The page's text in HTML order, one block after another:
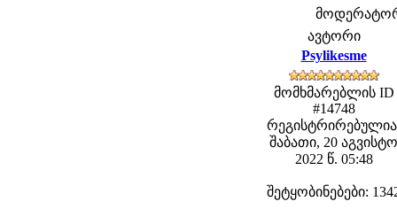
ავტორი
Psylikesme
მომხმარებლის ID
#14748
შაბათი, 20 აგვისტო
2022 წ. 05:48
შეტყობინებები: